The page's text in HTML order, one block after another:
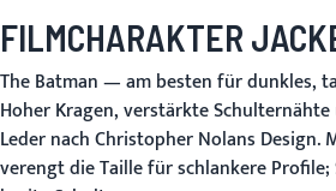
FILMCHARAKTER
The Batman— am besten für dunkles,
Hoher Kragen, verstärkte
Leder nach Christopher Nolans Design.
verengt die Taille für schlankere